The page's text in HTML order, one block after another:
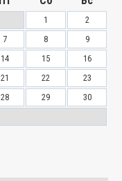
1
2
7 8
9
14 15
16
21 22
23
28 29
30